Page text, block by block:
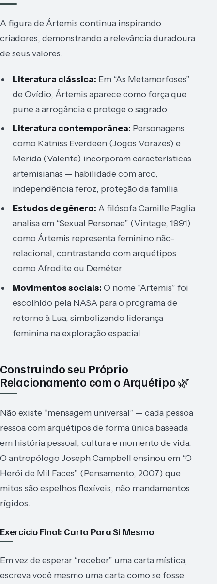
A figura de Ártemis continua inspirando
criadores, demonstrando a relevância duradoura
de seus valores:
Literatura clássica: Em “As Metamorfoses”
de Ovídio, Ártemis aparece como força que
pune a arrogância e protege o sagrado
Literatura contemporânea: Personagens
como Katniss Everdeen (Jogos Vorazes) e
Merida (Valente) incorporam características
artemisianas — habilidade com arco,
independência feroz, proteção da família
Estudos de gênero: A filósofa Camille Paglia
analisa em “Sexual Personae” (Vintage, 1991)
como Ártemis representa feminino não-
relacional, contrastando com arquétipos
como Afrodite ou Deméter
Movimentos sociais: O nome “Artemis” foi
escolhido pela NASA para o programa de
retorno à Lua, simbolizando liderança
feminina na exploração espacial
Construindo seu Próprio
Relacionamento com o Arquétipo 🌿
Não existe “mensagem universal” — cada pessoa
ressoa com arquétipos de forma única baseada
em história pessoal, cultura e momento de vida.
O antropólogo Joseph Campbell ensinou em “O
Herói de Mil Faces” (Pensamento, 2007) que
mitos são espelhos flexíveis, não mandamentos
rígidos.
Exercício Final: Carta Para Si Mesmo
Em vez de esperar “receber” uma carta mística,
escreva você mesmo uma carta como se fosse